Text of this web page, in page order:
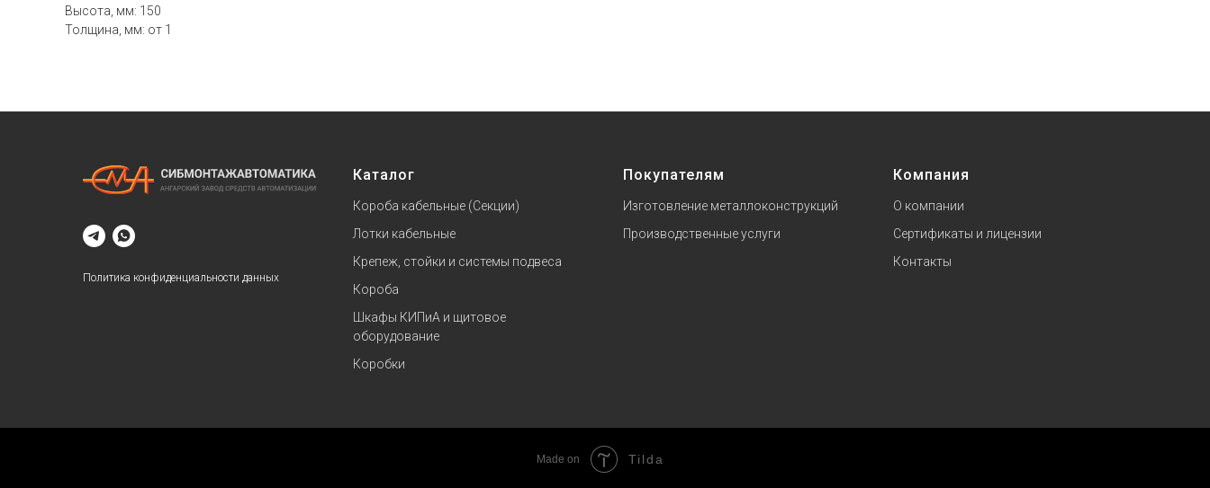
Высота, мм: 150
Толщина, мм: от 1
Политика конфиденциальности данных
Каталог
Короба кабельные (Секции)
Лотки кабельные
Крепеж, стойки и системы подвеса
Короба
Шкафы КИПиА и щитовое
оборудование
Коробки
Покупателям
Изготовление металлоконструкций
Производственные услуги
Компания
О компании
Сертификаты и лицензии
Контакты
Made on Tilda